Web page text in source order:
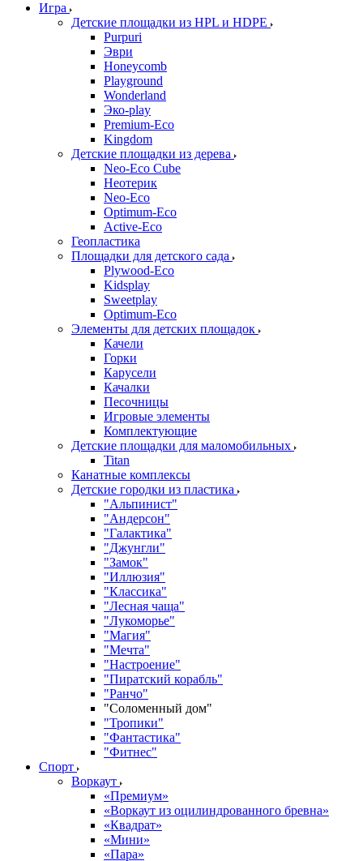
Игра
Детские площадки из HPL и HDPE
Purpuri
Эври
Honeycomb
Playground
Wonderland
Эко-play
Premium-Eco
Kingdom
Детские площадки из дерева
Neo-Eco Cube
Неотерик
Neo-Eco
Оptimum-Еco
Active-Eco
Геопластика
Площадки для детского сада
Plywood-Eco
Kidsplay
Sweetplay
Оptimum-Еco
Элементы для детских площадок
Качели
Горки
Карусели
Качалки
Песочницы
Игровые элементы
Комплектующие
Детские площадки для маломобильных
Titan
Канатные комплексы
Детские городки из пластика
"Альпинист"
"Андерсон"
"Галактика"
"Джунгли"
"Замок"
"Иллюзия"
"Классика"
"Лесная чаща"
"Лукоморье"
"Магия"
"Мечта"
"Настроение"
"Пиратский корабль"
"Ранчо"
"Соломенный дом"
"Тропики"
"Фантастика"
"Фитнес"
Спорт
Воркаут
«Премиум»
«Воркаут из оцилиндрованного бревна»
«Квадрат»
«Мини»
«Пара»